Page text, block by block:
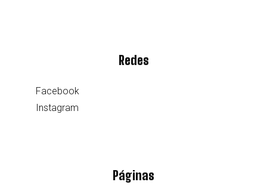
Redes
Facebook
Instagram
Páginas